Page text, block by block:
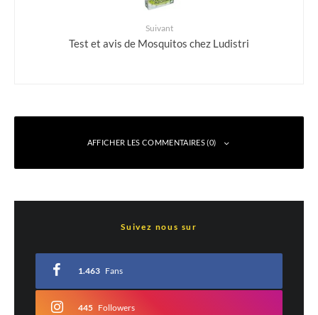
Suivant
Test et avis de Mosquitos chez Ludistri
AFFICHER LES COMMENTAIRES (0)
*
Commentaire*
Suivez nous sur
1.463 Fans
445 Followers